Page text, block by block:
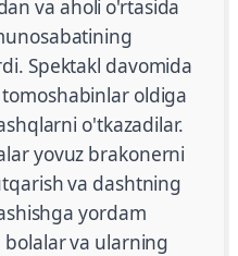
va aholi o'rtasida
Spektakl davomida
oldiga
o'tkazadilar.
yovuz brakonerni
va dashtning
yordam
bolalar va ularning